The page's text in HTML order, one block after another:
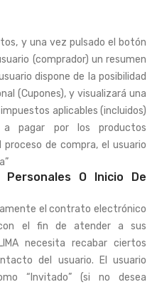
y una vez pulsado el botón
(comprador) un resumen
dispone de la posibilidad
(Cupones), y visualizará una
aplicables (incluidos)
pagar por los productos
de compra, el usuario
O Inicio De
el contrato electrónico
el fin de atender a sus
necesita recabar ciertos
del usuario. El usuario
“Invitado” (si no desea